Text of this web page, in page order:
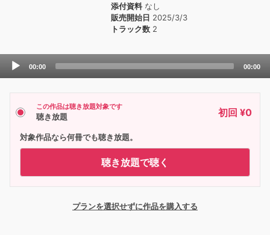
添付資料なし
販売開始日 2025/3/3
トラック数 2
Audio
00:00 00:00
この作品は聴き放題対象です
聴き放題 初回 ¥0
対象作品なら何冊でも聴き放題。
聴き放題で聴く
プランを選択せずに作品を購入する